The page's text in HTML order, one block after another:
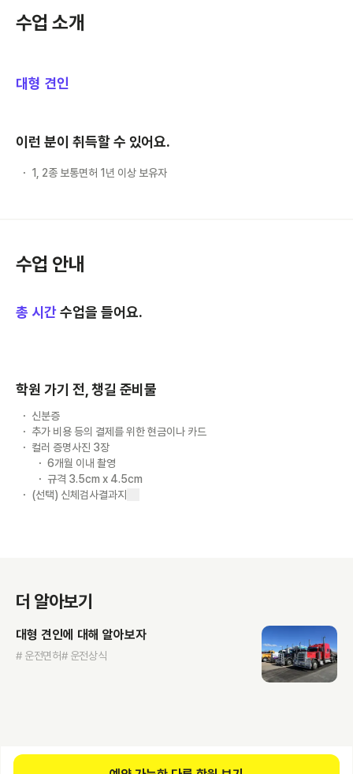
수업 소개
대형 견인
이런 분이 취득할 수 있어요.
1, 2종 보통면허 1년 이상 보유자
수업 안내
총 시간수업을 들어요.
학원 가기 전, 챙길 준비물
신분증
추가 비용 등의 결제를 위한 현금이나 카드
컬러 증명사진 3장
6개월 이내 촬영
규격 3.5cm x 4.5cm
(선택) 신체검사결과지
더 알아보기
대형 견인에 대해 알아보자
# 운전면허# 운전상식